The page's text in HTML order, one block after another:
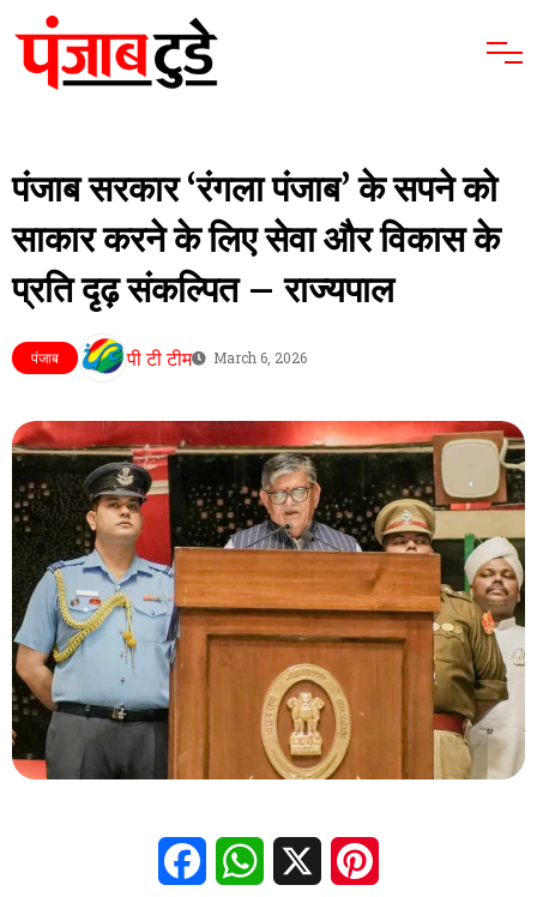
पंजाब सरकार ‘रंगला पंजाब’ के सपने को
साकार करने के लिए सेवा और विकास के
प्रति दृढ़ संकल्पित – राज्यपाल
पंजाब पी टी टीम March 6, 2026
FacebookWhatsApp